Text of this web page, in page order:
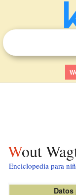
Wout
Enciclopedia para